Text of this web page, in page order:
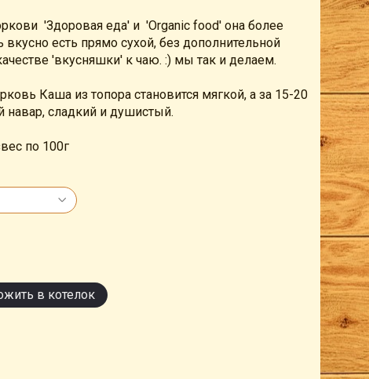
'Здоровая еда' и 'Organic food' она более
вкусно есть прямо сухой, без дополнительной
'вкусняшки' к чаю. :) мы так и делаем.
Каша из топора становится мягкой, а за 15-20
навар, сладкий и душистый.
по 100г
в котелок